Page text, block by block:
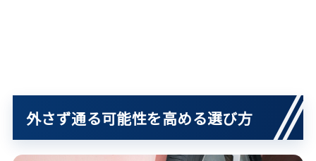
外さず通る可能性を高める選び方